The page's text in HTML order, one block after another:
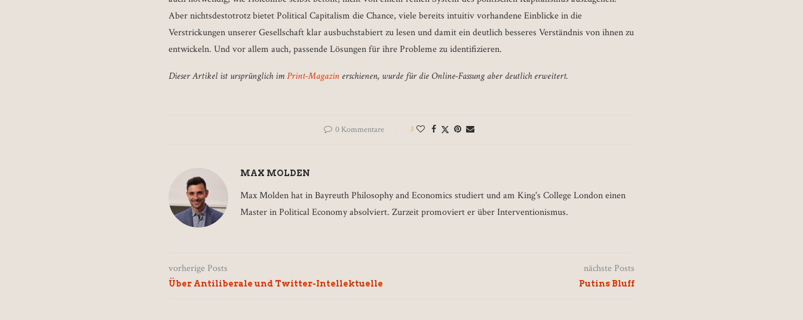
Aber nichtsdestotrotz bietet Political Capitalism die Chance, viele bereits intuitiv vorhandene Einblicke in die
Verstrickungen unserer Gesellschaft klar ausbuchstabiert zu lesen und damit ein deutlich besseres Verständnis von ihnen zu
entwickeln. Und vor allem auch, passende Lösungen für ihre Probleme zu identifizieren.
Dieser Artikel ist ursprünglich imPrint-Magazin erschienen, wurde für die Online-Fassung aber deutlich erweitert.
0 Kommentare 3
MAX MOLDEN
Max Molden hat in Bayreuth Philosophy and Economics studiert und am King's College London einen
Master in Political Economy absolviert. Zurzeit promoviert er über Interventionismus.
vorherige Posts
Über Antiliberale und Twitter-Intellektuelle
nächste Posts
Putins Bluff